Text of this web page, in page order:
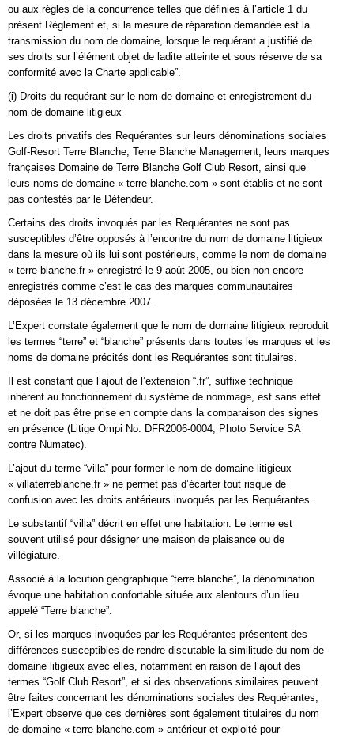
ou aux règles de la concurrence telles que définies à l’article 1 du
présent Règlement et, si la mesure de réparation demandée est la
transmission du nom de domaine, lorsque le requérant a justifié de
ses droits sur l’élément objet de ladite atteinte et sous réserve de sa
conformité avec la Charte applicable”.
(i) Droits du requérant sur le nom de domaine et enregistrement du
nom de domaine litigieux
Les droits privatifs des Requérantes sur leurs dénominations sociales
Golf-Resort Terre Blanche, Terre Blanche Management, leurs marques
françaises Domaine de Terre Blanche Golf Club Resort, ainsi que
leurs noms de domaine « terre-blanche.com » sont établis et ne sont
pas contestés par le Défendeur.
Certains des droits invoqués par les Requérantes ne sont pas
susceptibles d’être opposés à l’encontre du nom de domaine litigieux
dans la mesure où ils lui sont postérieurs, comme le nom de domaine
« terre-blanche.fr » enregistré le 9 août 2005, ou bien non encore
enregistrés comme c’est le cas des marques communautaires
déposées le 13 décembre 2007.
L’Expert constate également que le nom de domaine litigieux reproduit
les termes “terre” et “blanche” présents dans toutes les marques et les
noms de domaine précités dont les Requérantes sont titulaires.
Il est constant que l’ajout de l’extension “.fr”, suffixe technique
inhérent au fonctionnement du système de nommage, est sans effet
et ne doit pas être prise en compte dans la comparaison des signes
en présence (Litige Ompi No. DFR2006-0004, Photo Service SA
contre Numatec).
L’ajout du terme “villa” pour former le nom de domaine litigieux
« villaterreblanche.fr » ne permet pas d’écarter tout risque de
confusion avec les droits antérieurs invoqués par les Requérantes.
Le substantif “villa” décrit en effet une habitation. Le terme est
souvent utilisé pour désigner une maison de plaisance ou de
villégiature.
Associé à la locution géographique “terre blanche”, la dénomination
évoque une habitation confortable située aux alentours d’un lieu
appelé “Terre blanche”.
Or, si les marques invoquées par les Requérantes présentent des
différences susceptibles de rendre discutable la similitude du nom de
domaine litigieux avec elles, notamment en raison de l’ajout des
termes “Golf Club Resort”, et si des observations similaires peuvent
être faites concernant les dénominations sociales des Requérantes,
l’Expert observe que ces dernières sont également titulaires du nom
de domaine « terre-blanche.com » antérieur et exploité pour